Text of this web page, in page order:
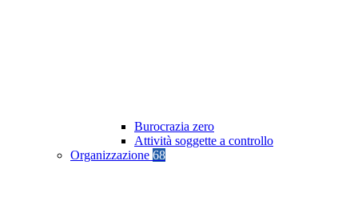
Burocrazia zero
Attività soggette a controllo
Organizzazione 68